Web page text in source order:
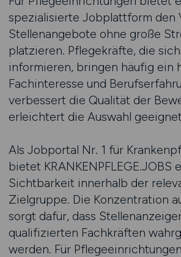
spezialisierte Jobplattform den
Stellenangebote ohne große
platzieren. Pflegekräfte, die
informieren, bringen häufig ein
Fachinteresse und
verbessert die Qualität der
erleichtert die Auswahl
Als Jobportal Nr. 1 für
bietet KRANKENPFLEGE.JOBS
Sichtbarkeit innerhalb der
Zielgruppe. Die Konzentration
sorgt dafür, dass
qualifizierten Fachkräften
werden. Für